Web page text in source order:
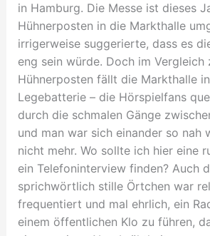
in Hamburg. Die Messe ist dieses
Hühnerposten in die Markthalle
irrigerweise suggerierte, dass es
eng sein würde. Doch im Vergleich
Hühnerposten fällt die Markthalle
Legebatterie – die Hörspielfans
durch die schmalen Gänge
und man war sich einander so nah
nicht mehr. Wo sollte ich hier eine
ein Telefoninterview finden? Auch
sprichwörtlich stille Örtchen war
frequentiert und mal ehrlich, ein
einem öffentlichen Klo zu führen,